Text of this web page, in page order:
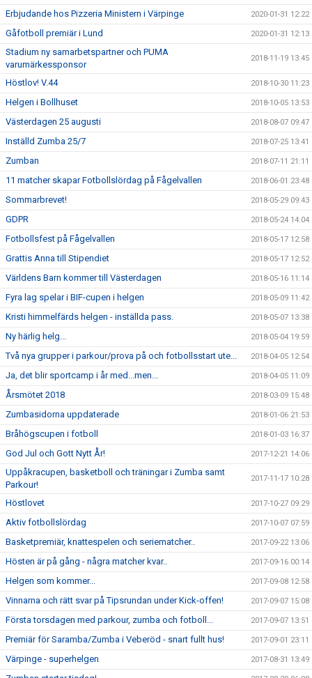
Erbjudande hos Pizzeria Ministern i Värpinge 2020-01-31 12:22
Gåfotboll premiär i Lund 2020-01-31 12:13
Stadium ny samarbetspartner och PUMA
varumärkessponsor
2018-11-19 13:45
Höstlov! V.44 2018-10-30 11:23
Helgen i Bollhuset 2018-10-05 13:53
Västerdagen 25 augusti 2018-08-07 09:47
Inställd Zumba 25/7 2018-07-25 13:41
Zumban 2018-07-11 21:11
11 matcher skapar Fotbollslördag på Fågelvallen 2018-06-01 23:48
Sommarbrevet! 2018-05-29 09:43
GDPR 2018-05-24 14:04
Fotbollsfest på Fågelvallen 2018-05-17 12:58
Grattis Anna till Stipendiet 2018-05-17 12:52
Världens Barn kommer till Västerdagen 2018-05-16 11:14
Fyra lag spelar i BIF-cupen i helgen 2018-05-09 11:42
Kristi himmelfärds helgen - inställda pass. 2018-05-07 13:38
Ny härlig helg... 2018-05-04 19:59
Två nya grupper i parkour/prova på och fotbollsstart ute... 2018-04-05 12:54
Ja, det blir sportcamp i år med...men... 2018-04-05 11:09
Årsmötet 2018 2018-03-09 15:48
Zumbasidorna uppdaterade 2018-01-06 21:53
Bråhögscupen i fotboll 2018-01-03 16:37
God Jul och Gott Nytt År! 2017-12-21 14:06
Uppåkracupen, basketboll och träningar i Zumba samt
Parkour!
2017-11-17 10:28
Höstlovet 2017-10-27 09:29
Aktiv fotbollslördag 2017-10-07 07:59
Basketpremiär, knattespelen och seriematcher.. 2017-09-22 13:06
Hösten är på gång - några matcher kvar.. 2017-09-16 00:14
Helgen som kommer... 2017-09-08 12:58
Vinnarna och rätt svar på Tipsrundan under Kick-offen! 2017-09-07 15:08
Första torsdagen med parkour, zumba och fotboll... 2017-09-07 13:51
Premiär för Saramba/Zumba i Veberöd - snart fullt hus! 2017-09-01 23:11
Värpinge - superhelgen 2017-08-31 13:49